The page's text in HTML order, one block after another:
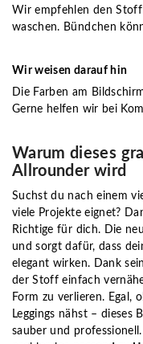
Wir empfehlen den
waschen. Bündchen
Wir weisen darauf hin
Die Farben am
Gerne helfen wir bei
Warum dieses
Allrounder wird
Suchst du nach einem
viele Projekte eignet?
Richtige für dich. Die
und sorgt dafür, dass
elegant wirken. Dank
der Stoff einfach
Form zu verlieren. Egal,
Leggings nähst – dieses
sauber und